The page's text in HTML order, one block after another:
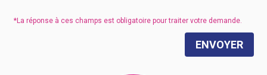
ENVOYER